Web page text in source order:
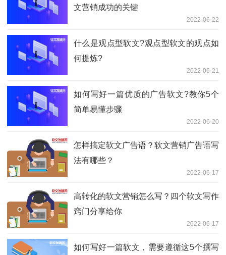
文营销成功的关键
2022-06-22
什么是观点型软文?观点型软文的观点如
何提炼?
2022-06-21
如何写好一篇优质的广告软文?教你5个
简单易懂步骤
2022-06-20
怎样搞定软文广告语？软文营销广告语写
法有哪些？
2022-06-17
高转化的软文营销怎么写？四个软文写作
窍门分享给你
2022-06-17
如何写好一篇软文，需要遵循这5个撰写